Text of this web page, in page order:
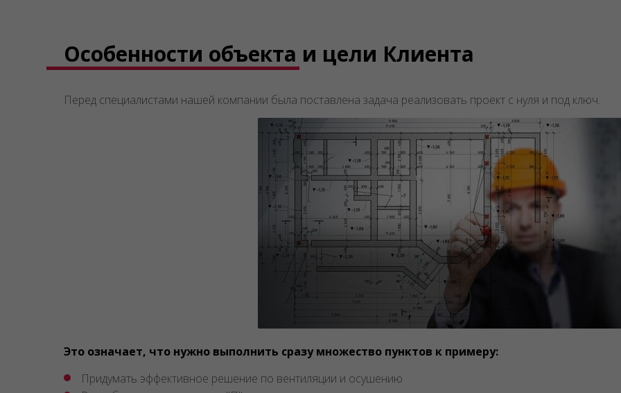
Особенности объекта и цели Клиента
Перед специалистами нашей компании была поставлена задача реализовать проект с нуля и под ключ.
Это означает, что нужно выполнить сразу множество пунктов к примеру:
Придумать эффективное решение по вентиляции и осушению